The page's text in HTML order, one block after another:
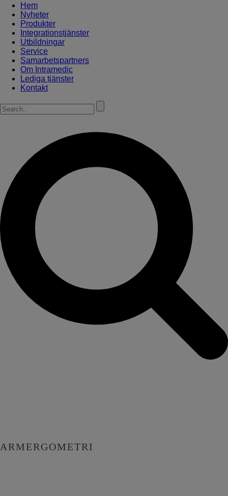
Hem
Nyheter
Produkter
Integrationstjänster
Utbildningar
Service
Samarbetspartners
Om Intramedic
Lediga tjänster
Kontakt
ARMERGOMETRI